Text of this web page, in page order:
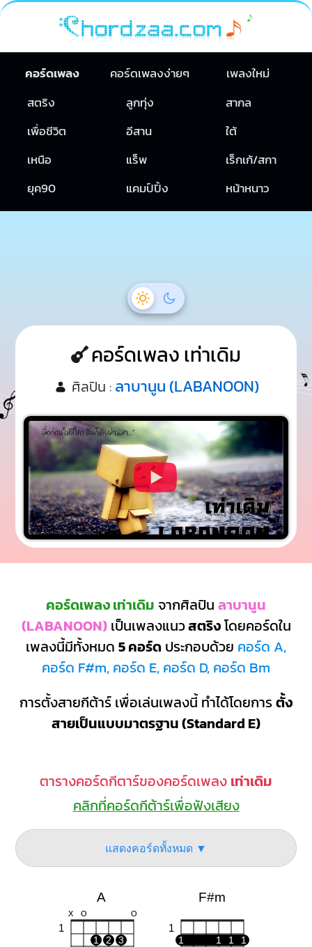
คอร์ดเพลง คอร์ดเพลงง่ายๆ
เพลงใหม่
สตริง
ลูกทุ่ง
สากล
เพื่อชีวิต
อีสาน
ใต้
เหนือ
แร็พ
เร็กเก้/สกา
ยุค90
แคมป์ปิ้ง หน้าหนาว
คอร์ดเพลง เท่าเดิม
ศิลปิน : ลาบานูน (LABANOON)
คอร์ดเพลง เท่าเดิม จากศิลปิน ลาบานูน
(LABANOON)เป็นเพลงแนวสตริงโดยคอร์ดใน
เพลงนี้มีทั้งหมด 5 คอร์ด ประกอบด้วย คอร์ด A,
คอร์ด F#m, คอร์ด E, คอร์ด D, คอร์ด Bm
การตั้งสายกีต้าร์ เพื่อเล่นเพลงนี้ ทำได้โดยการตั้ง
สายเป็นแบบมาตรฐาน (Standard E)
ตารางคอร์ดกีตาร์ของคอร์ดเพลง เท่าเดิม
คลิกที่คอร์ดกีต้าร์เพื่อฟังเสียง
แสดงคอร์ดทั้งหมด ▼
A
X O O
1
1 2 3
F#m
1
1 1 1 1